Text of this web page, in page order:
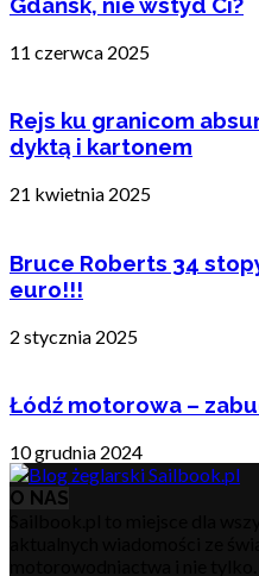
11 czerwca 2025
Rejs ku granicom
dyktą i kartonem
21 kwietnia 2025
Bruce Roberts 34
euro!!!
2 stycznia 2025
Łódź motorowa –
10 grudnia 2024
O NAS